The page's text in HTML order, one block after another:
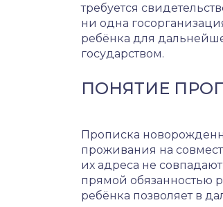
требуется
ни одна
ребёнка для
государством.
ПОНЯТИЕ
Прописка
проживания на
их адреса не
прямой обязанностью
ребёнка позволяет в